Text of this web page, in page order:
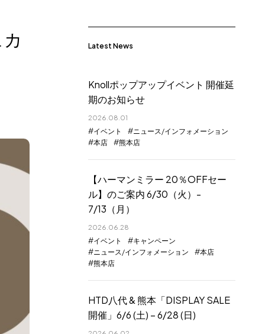
Latest News
Knollポップアップイベント 開催延
期のお知らせ
2026.08.01
イベント
ニュース/インフォメーション
本店
熊本店
【ハーマンミラー 20％OFFセー
ル】のご案内 6/30（火）-
7/13（月）
2026.06.28
イベント
キャンペーン
ニュース/インフォメーション
本店
熊本店
HTD八代 & 熊本「DISPLAY SALE
開催」6/6 (土) – 6/28 (日)